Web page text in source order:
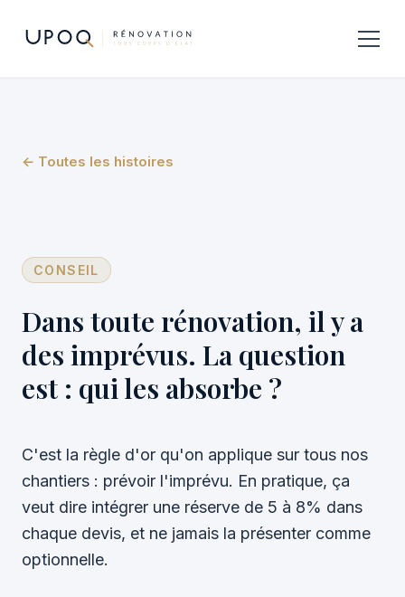
← Toutes les histoires
CONSEIL
Dans toute rénovation, il y a
des imprévus. La question
est : qui les absorbe ?
C'est la règle d'or qu'on applique sur tous nos
chantiers : prévoir l'imprévu. En pratique, ça
veut dire intégrer une réserve de 5 à 8% dans
chaque devis, et ne jamais la présenter comme
optionnelle.